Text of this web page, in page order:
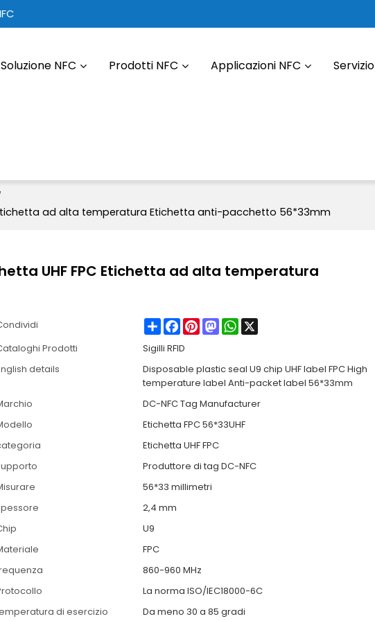
Soluzione NFC Prodotti NFC Applicazioni NFC Servizio
ad alta temperatura Etichetta anti-pacchetto 56*33mm
UHF FPC Etichetta ad alta temperatura
ShareFacebook
PinterestMastodonWhatsApp
Prodotti
Sigilli RFID
details
Disposable plastic seal U9 chip UHF label FPC High
temperature label Anti-packet label 56*33mm
DC-NFC Tag Manufacturer
Etichetta FPC 56*33UHF
Etichetta UHF FPC
Produttore di tag DC-NFC
56*33 millimetri
2,4 mm
U9
FPC
860-960 MHz
La norma ISO/IEC18000-6C
di esercizio
Da meno 30 a 85 gradi